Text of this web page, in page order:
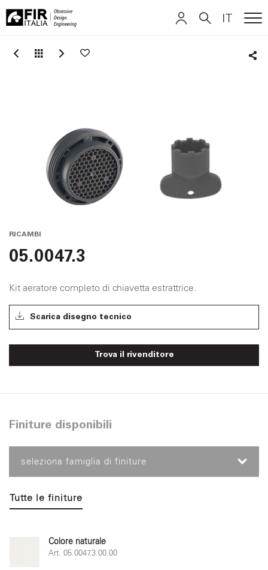
Italia
IT
RICAMBI
05.0047.3
Kit aeratore completo di chiavetta estrattrice.
Scarica disegno tecnico
Trova il rivenditore
Finiture disponibili
seleziona famiglia di finiture
Tutte le finiture
Colore naturale
Art. 05.0047.3.00.00
DEUTSCH
DEUTSCH